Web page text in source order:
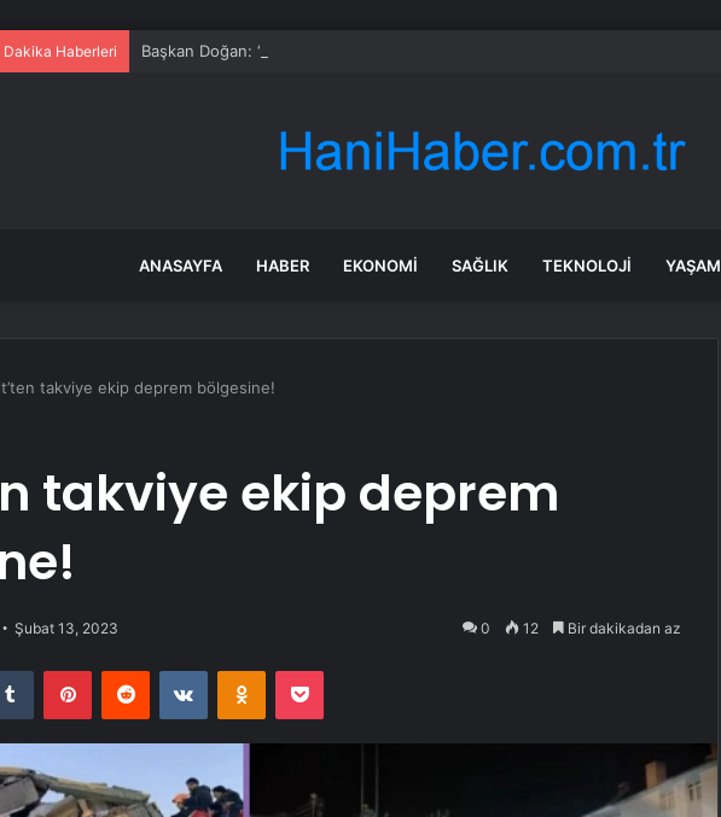
Dakika Haberleri Başkan Doğan: “Samsun, hızlı trenle ‘lojistik merkez’ olacak”
ANASAYFA HABER EKONOMI SAĞLIK TEKNOLOJI YAŞAM
takviye ekip deprem bölgesine!
takviye ekip deprem
Şubat 13, 2023 0 12 Bir dakikadan az
Tumblr PinterestReddit VKontakteOdnoklassniki
Pocket